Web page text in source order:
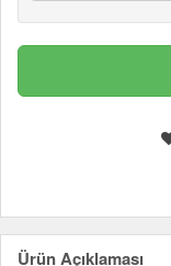
Ürün Açıklaması